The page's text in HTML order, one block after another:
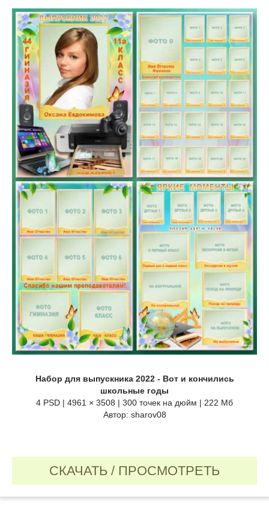
Набор для выпускника 2022 - Вот и кончились
школьные годы
4 PSD | 4961 × 3508 | 300 точек на дюйм | 222 Мб
Автор: sharov08
СКАЧАТЬ / ПРОСМОТРЕТЬ